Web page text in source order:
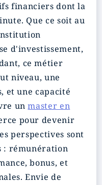
financiers dont la
Que ce soit au
d'investissement,
ce métier
niveau, une
et une capacité
unmaster en
pour devenir
perspectives sont
: rémunération
bonus, et
Envie de